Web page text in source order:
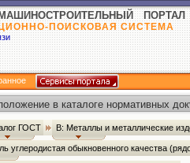
ПОРТАЛ
ПОИСКОВАЯ СИСТЕМА
в каталоге нормативных
ГОСТ В: Металлы и металлические
углеродистая обыкновенного качества